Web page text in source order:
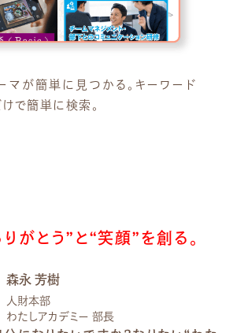
が簡単に見つかる。キーワード
で簡単に検索。
がとう”と“笑顔”を創る。
森永 芳樹
人財本部
わたしアカデミー 部長